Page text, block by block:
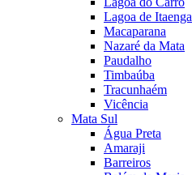
Lagoa de Itaenga
Macaparana
Nazaré da Mata
Paudalho
Timbaúba
Tracunhaém
Vicência
Mata Sul
Água Preta
Amaraji
Barreiros